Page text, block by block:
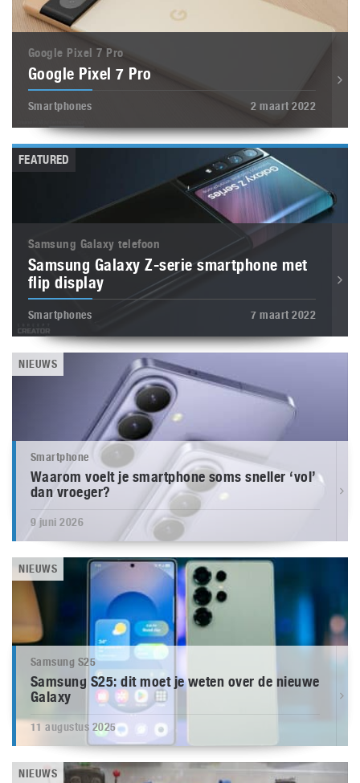
Google Pixel 7 Pro
Google Pixel 7 Pro
Smartphones 2 maart 2022
FEATURED
Samsung Galaxy telefoon
Samsung Galaxy Z-serie smartphone met
flip display
Smartphones 7 maart 2022
NIEUWS
Smartphone
Waarom voelt je smartphone soms sneller ‘vol’
dan vroeger?
9 juni 2026
NIEUWS
Samsung S25
Samsung S25: dit moet je weten over de nieuwe
Galaxy
11 augustus 2025
NIEUWS